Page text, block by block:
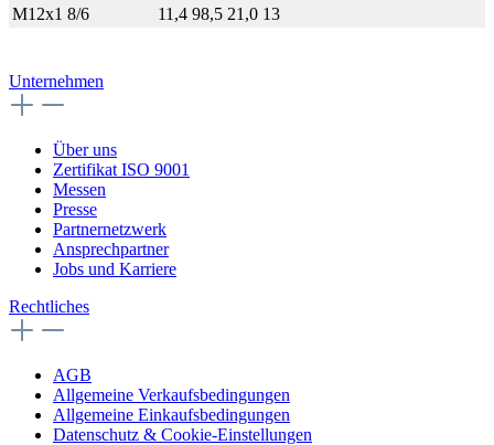
M12x1 8/6 11,4 98,5 21,0 13
Unternehmen
Über uns
Zertifikat ISO 9001
Messen
Presse
Partnernetzwerk
Ansprechpartner
Jobs und Karriere
Rechtliches
AGB
Allgemeine Verkaufsbedingungen
Allgemeine Einkaufsbedingungen
Datenschutz & Cookie-Einstellungen